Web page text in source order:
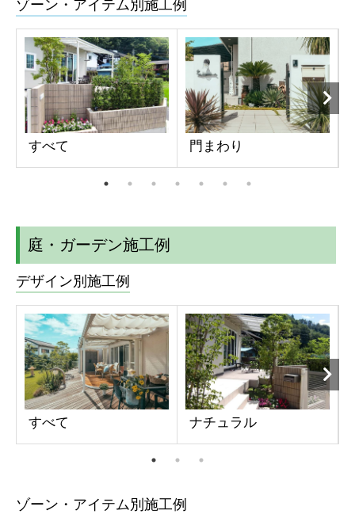
ゾーン・アイテム別施工例
すべて 門まわり
庭・ガーデン施工例
デザイン別施工例
すべて ナチュラル
ゾーン・アイテム別施工例